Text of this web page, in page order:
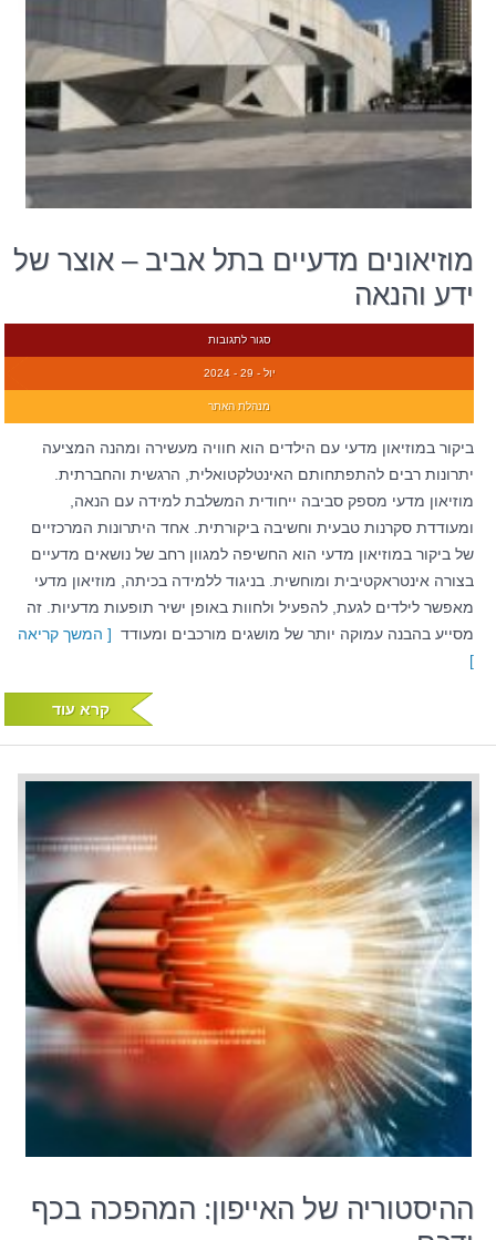
מוזיאונים מדעיים בתל אביב – אוצר של
ידע והנאה
סגור לתגובות
יול - 29 - 2024
מנהלת האתר
ביקור במוזיאון מדעי עם הילדים הוא חוויה מעשירה ומהנה המציעה
יתרונות רבים להתפתחותם האינטלקטואלית, הרגשית והחברתית.
מוזיאון מדעי מספק סביבה ייחודית המשלבת למידה עם הנאה,
ומעודדת סקרנות טבעית וחשיבה ביקורתית. אחד היתרונות המרכזיים
של ביקור במוזיאון מדעי הוא החשיפה למגוון רחב של נושאים מדעיים
בצורה אינטראקטיבית ומוחשית. בניגוד ללמידה בכיתה, מוזיאון מדעי
מאפשר לילדים לגעת, להפעיל ולחוות באופן ישיר תופעות מדעיות. זה
מסייע בהבנה עמוקה יותר של מושגים מורכבים ומעודד [ המשך קריאה
]
קרא עוד
ההיסטוריה של האייפון: המהפכה בכף